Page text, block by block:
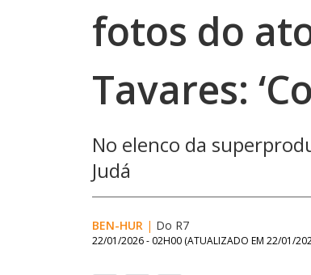
fotos do
Tavares:
No elenco da
Judá
BEN-HUR | Do R7
22/01/2026 - 02H00 (ATUALIZADO EM 22/01/